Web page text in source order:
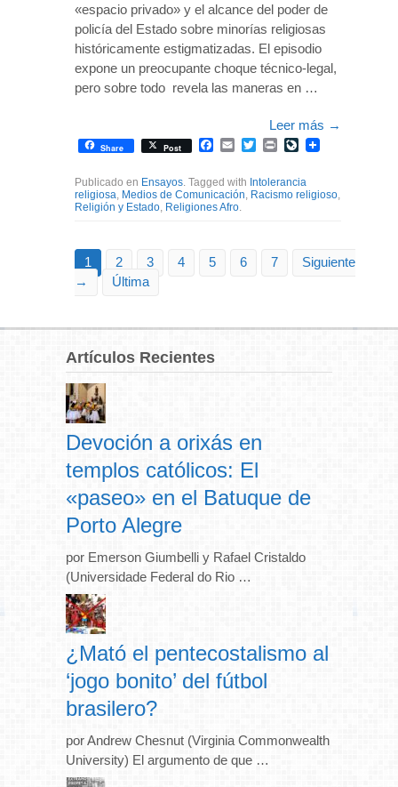
«espacio privado» y el alcance del poder de
policía del Estado sobre minorías religiosas
históricamente estigmatizadas. El episodio
expone un preocupante choque técnico-legal,
pero sobre todo revela las maneras en …
Leer más →
Share Post Facebook
EmailTwitterPrintLiveJournal
Publicado en Ensayos. Tagged with Intolerancia
religiosa, Medios de Comunicación, Racismo religioso,
Religión y Estado, Religiones Afro.
1 2 3 4 5 6 7
Siguiente
→
Última
Artículos Recientes
Devoción a orixás en
templos católicos: El
«paseo» en el Batuque de
Porto Alegre
por Emerson Giumbelli y Rafael Cristaldo
(Universidade Federal do Rio …
¿Mató el pentecostalismo al
‘jogo bonito’ del fútbol
brasilero?
por Andrew Chesnut (Virginia Commonwealth
University) El argumento de que …